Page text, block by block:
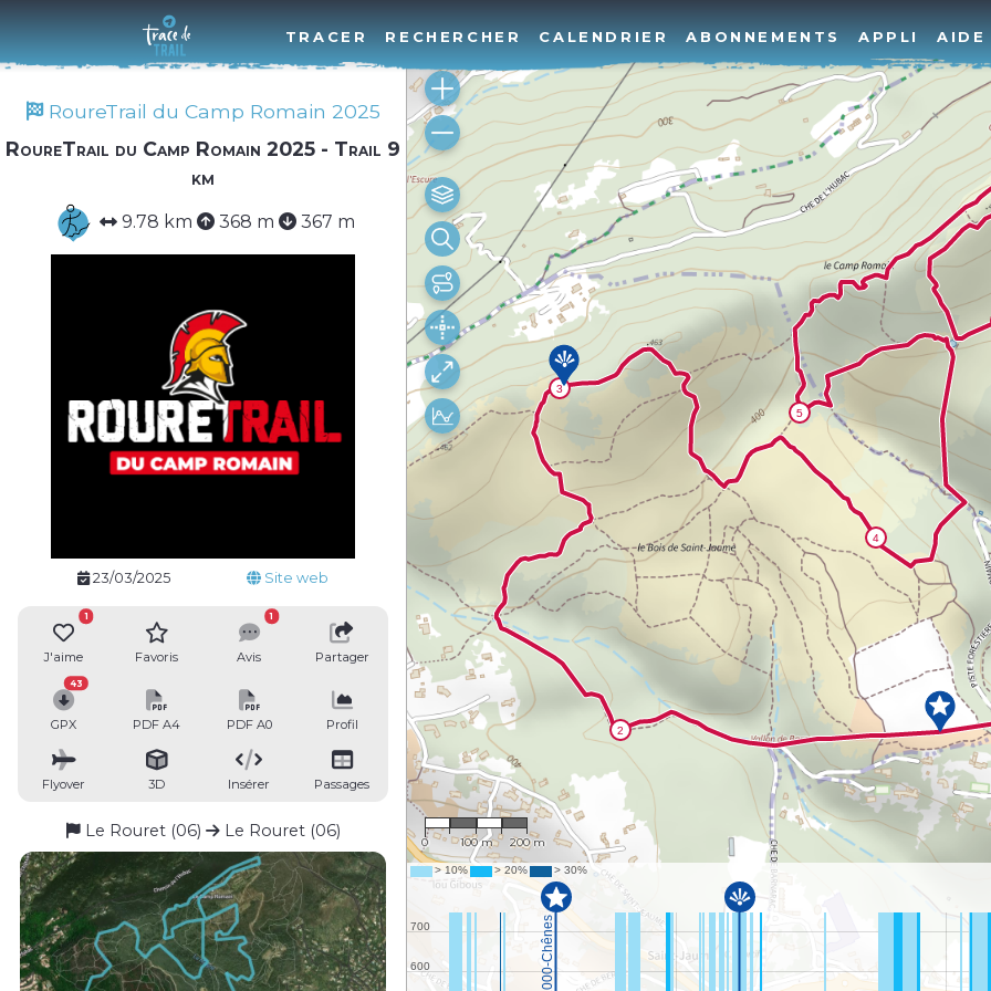
TRACER RECHERCHER CALENDRIER ABONNEMENTS APPLI AIDE
RoureTrail du Camp Romain 2025
RoureTrail du Camp Romain 2025 - Trail 9
km
9.78 km 368 m 367 m
23/03/2025 Site web
J'aime
1
Favoris Avis
1
Partager
GPX
43
PDF A4 PDF A0 Profil
Flyover 3D Insérer Passages
Le Rouret (06) Le Rouret (06)
1 : 7,719
0 100 m 200 m